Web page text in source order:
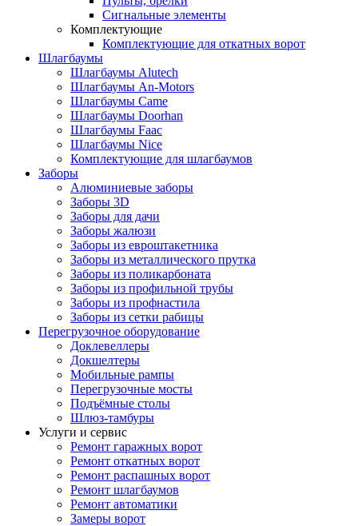
Сигнальные элементы
Комплектующие
Комплектующие для откатных ворот
Шлагбаумы
Шлагбаумы Alutech
Шлагбаумы An-Motors
Шлагбаумы Came
Шлагбаумы Doorhan
Шлагбаумы Faac
Шлагбаумы Nice
Комплектующие для шлагбаумов
Заборы
Алюминиевые заборы
Заборы 3D
Заборы для дачи
Заборы жалюзи
Заборы из евроштакетника
Заборы из металлического прутка
Заборы из поликарбоната
Заборы из профильной трубы
Заборы из профнастила
Заборы из сетки рабицы
Перегрузочное оборудование
Доклевеллеры
Докшелтеры
Мобильные рампы
Перегрузочные мосты
Подъёмные столы
Шлюз-тамбуры
Услуги и сервис
Ремонт гаражных ворот
Ремонт откатных ворот
Ремонт распашных ворот
Ремонт шлагбаумов
Ремонт автоматики
Замеры ворот